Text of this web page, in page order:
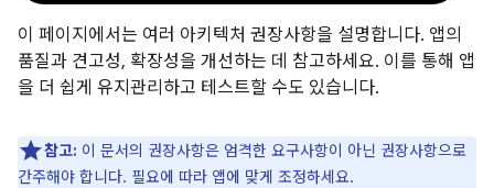
이 페이지에서는 여러 아키텍처 권장사항을 설명합니다. 앱의
품질과 견고성, 확장성을 개선하는 데 참고하세요. 이를 통해 앱
을 더 쉽게 유지관리하고 테스트할 수도 있습니다.
참고: 이 문서의 권장사항은 엄격한 요구사항이 아닌 권장사항으로
간주해야 합니다. 필요에 따라 앱에 맞게 조정하세요.